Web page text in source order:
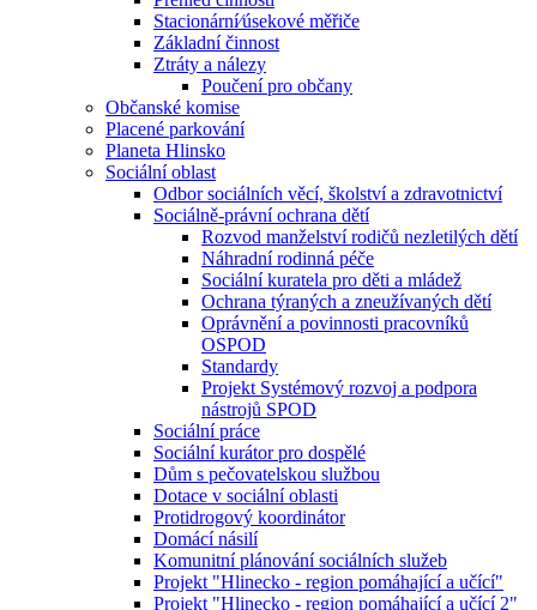
Stacionární⁄úsekové měřiče
Základní činnost
Ztráty a nálezy
Poučení pro občany
Občanské komise
Placené parkování
Planeta Hlinsko
Sociální oblast
Odbor sociálních věcí, školství a zdravotnictví
Sociálně-právní ochrana dětí
Rozvod manželství rodičů nezletilých dětí
Náhradní rodinná péče
Sociální kuratela pro děti a mládež
Ochrana týraných a zneužívaných dětí
Oprávnění a povinnosti pracovníků
OSPOD
Standardy
Projekt Systémový rozvoj a podpora
nástrojů SPOD
Sociální práce
Sociální kurátor pro dospělé
Dům s pečovatelskou službou
Dotace v sociální oblasti
Protidrogový koordinátor
Domácí násilí
Komunitní plánování sociálních služeb
Projekt "Hlinecko - region pomáhající a učící"
Projekt "Hlinecko - region pomáhající a učící 2"